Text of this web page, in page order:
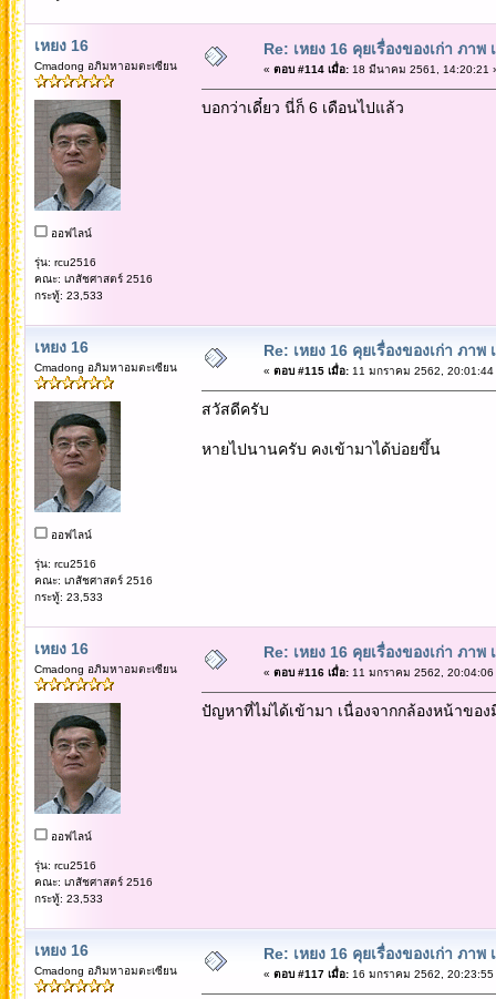
เหยง 16
Cmadong อภิมหาอมตะเซียน
ออฟไลน์
รุ่น: rcu2516
คณะ: เภสัชศาสตร์ 2516
กระทู้: 23,533
Re: เหยง 16 คุยเรื่องของเก่า ภา
« ตอบ #114 เมื่อ:18 มีนาคม 2561, 14:20:21
บอกว่าเดี๋ยว นี่ก็ 6 เดือนไปแล้ว
เหยง 16
Cmadong อภิมหาอมตะเซียน
ออฟไลน์
รุ่น: rcu2516
คณะ: เภสัชศาสตร์ 2516
กระทู้: 23,533
Re: เหยง 16 คุยเรื่องของเก่า ภา
« ตอบ #115 เมื่อ:11 มกราคม 2562, 20:01:44
สวัสดีครับ
หายไปนานครับ คงเข้ามาได้บ่อยขึ้น
เหยง 16
Cmadong อภิมหาอมตะเซียน
ออฟไลน์
รุ่น: rcu2516
คณะ: เภสัชศาสตร์ 2516
กระทู้: 23,533
Re: เหยง 16 คุยเรื่องของเก่า ภา
« ตอบ #116 เมื่อ:11 มกราคม 2562, 20:04:06
ปัญหาที่ไม่ได้เข้ามา เนื่องจากกล้องหน้าขอ
เหยง 16
Cmadong อภิมหาอมตะเซียน
Re: เหยง 16 คุยเรื่องของเก่า ภา
« ตอบ #117 เมื่อ:16 มกราคม 2562, 20:23:55